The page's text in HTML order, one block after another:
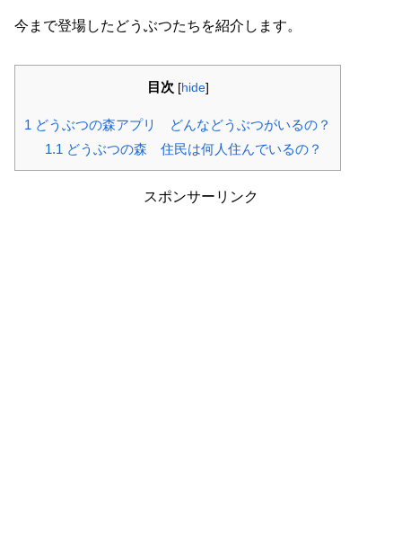
今まで登場したどうぶつたちを紹介します。
目次 [hide]
1 どうぶつの森アプリ どんなどうぶつがいるの？
1.1どうぶつの森 住民は何人住んでいるの？
スポンサーリンク